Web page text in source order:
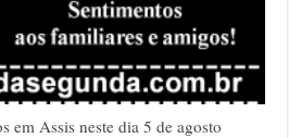
em Assis neste dia 5 de agosto